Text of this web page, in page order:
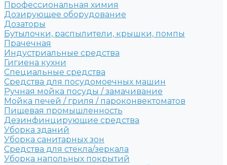
Профессиональная химия
Дозирующее оборудование
Дозаторы
Бутылочки, распылители, крышки, помпы
Прачечная
Индустриальные средства
Гигиена кухни
Специальные средства
Средства для посудомоечных машин
Ручная мойка посуды / замачивание
Мойка печей / гриля / пароконвектоматов
Пищевая промышленность
Дезинфинцирующие средства
Уборка зданий
Уборка санитарных зон
Средства для стекла/зеркала
Уборка напольных покрытий